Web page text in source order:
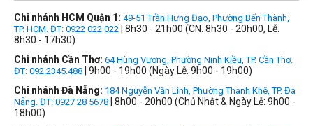
Chi nhánh HCM Quận 1: 49-51 Trần Hưng Đạo, Phường Bến Thành,
TP. HCM. ĐT: 0922 022 022 | 8h30 - 21h00 (CN: 8h30 - 20h00, Lễ:
8h30 - 17h30)
Chi nhánh Cần Thơ: 64 Hùng Vương, Phường Ninh Kiều, TP. Cần Thơ.
ĐT: 092.2345.488 | 9h00 - 19h00 (Ngày Lễ: 9h00 - 19h00)
Chi nhánh Đà Nẵng: 184 Nguyễn Văn Linh, Phường Thanh Khê, TP. Đà
Nẵng. ĐT: 0927 28 5678 | 8h00 - 20h00 (Chủ Nhật & Ngày Lễ: 9h00 -
18h00)